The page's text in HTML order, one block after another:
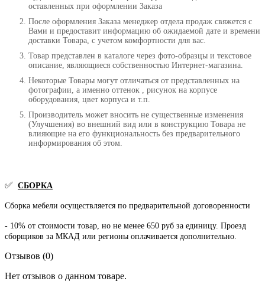
оставленных при оформлении Заказа
После оформления Заказа менеджер отдела продаж свяжется с
Вами и предоставит информацию об ожидаемой дате и времени
доставки Товара, с учетом комфортности для вас.
Товар представлен в каталоге через фото-образцы и текстовое
описание, являющиеся собственностью Интернет-магазина.
Некоторые Товары могут отличаться от представленных на
фотографии, а именно оттенок , рисунок на корпусе
оборудования, цвет корпуса и т.п.
Производитель может вносить не существенные изменения
(Улучшения) во внешний вид или в конструкцию Товара не
влияющие на его функциональность без предварительного
информирования об этом.
✅ СБОРКА
Сборка мебели осуществляется по предварительной договоренности
- 10% от стоимости товар, но не менее 650 руб за единицу. Проезд
сборщиков за МКАД или регионы оплачивается дополнительно.
Отзывов (0)
Нет отзывов о данном товаре.